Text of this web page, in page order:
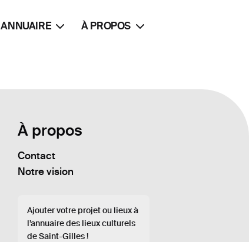
ANNUAIRE À PROPOS
À propos
Contact
Notre vision
Ajouter votre projet ou lieux à
l’annuaire des lieux culturels
de Saint-Gilles !